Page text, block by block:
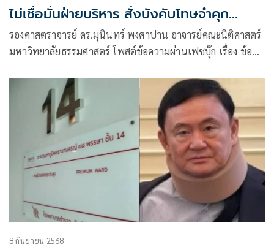
ไม่เชื่อมั่นฝ่ายบริหาร สั่งบังคับโทษจำคุก
'ทักษิณ'
รองศาสตราจารย์ ดร.มุนินทร์ พงศาปาน อาจารย์คณะนิติศาสตร์
มหาวิทยาลัยธรรมศาสตร์ โพสต์ข้อความผ่านเฟซบุ๊ก เรื่อง ข้อ
ทักษิณ มีเนื้อหาดังนี้
8 กันยายน 2568